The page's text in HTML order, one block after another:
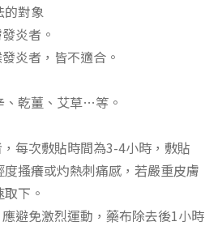
的對象
炎者。
炎者，皆不適合。
、乾薑、艾草…等。
每次敷貼時間為3-4小時，敷貼
搔癢或灼熱刺痛感，若嚴重皮膚
下。
避免激烈運動，藥布除去後1小時